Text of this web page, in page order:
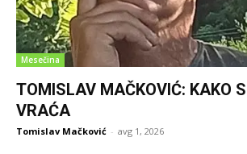
Mesečina
TOMISLAV MAČKOVIĆ: KAKO
VRAĆA
Tomislav Mačković - avg 1, 2026